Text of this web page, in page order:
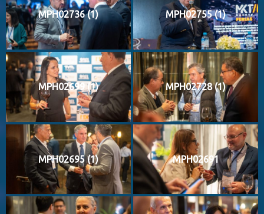
MPH02736 (1) MPH02755 (1)
MPH02699 (1) MPH02728 (1)
MPH02695 (1) MPH02691